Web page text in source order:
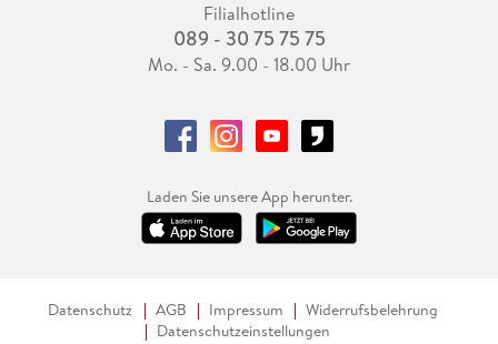
Filialhotline
089 - 30 75 75 75
Mo. - Sa. 9.00 - 18.00 Uhr
Laden Sie unsere App herunter.
Datenschutz AGB Impressum
Widerrufsbelehrung
Datenschutzeinstellungen